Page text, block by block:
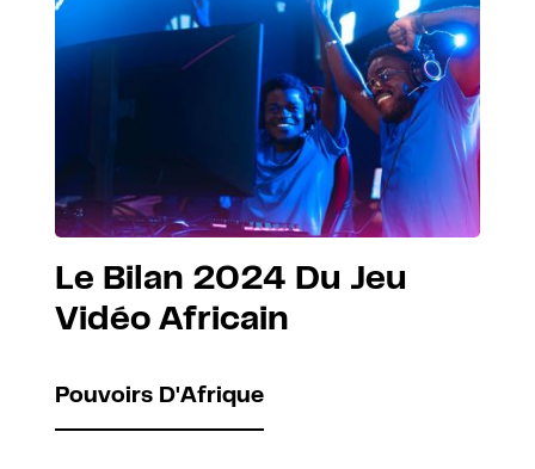
Le Bilan 2024 Du Jeu
Vidéo Africain
Pouvoirs D'Afrique